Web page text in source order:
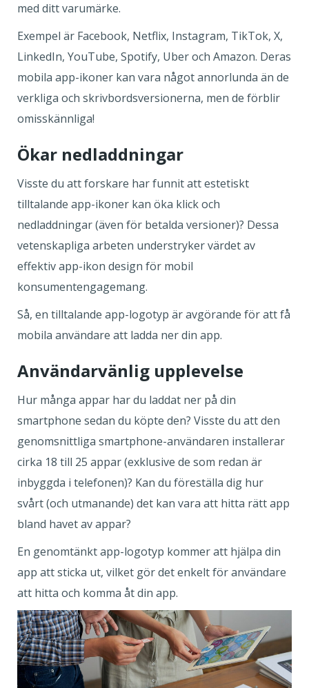
med ditt varumärke.
Exempel är Facebook, Netflix, Instagram, TikTok, X,
LinkedIn, YouTube, Spotify, Uber och Amazon. Deras
mobila app-ikoner kan vara något annorlunda än de
verkliga och skrivbordsversionerna, men de förblir
omisskännliga!
Ökar nedladdningar
Visste du att forskare har funnit att estetiskt
tilltalande app-ikoner kan öka klick och
nedladdningar (även för betalda versioner)? Dessa
vetenskapliga arbeten understryker värdet av
effektiv app-ikon design för mobil
konsumentengagemang.
Så, en tilltalande app-logotyp är avgörande för att få
mobila användare att ladda ner din app.
Användarvänlig upplevelse
Hur många appar har du laddat ner på din
smartphone sedan du köpte den? Visste du att den
genomsnittliga smartphone-användaren installerar
cirka 18 till 25 appar (exklusive de som redan är
inbyggda i telefonen)? Kan du föreställa dig hur
svårt (och utmanande) det kan vara att hitta rätt app
bland havet av appar?
En genomtänkt app-logotyp kommer att hjälpa din
app att sticka ut, vilket gör det enkelt för användare
att hitta och komma åt din app.